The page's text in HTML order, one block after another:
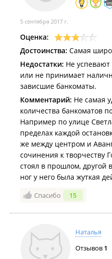
5 сентября 2017 г.
Оценка:
Достоинства: Самая
Недостатки: Не успевают
или не принимает
зависшие банкоматы.
Комментарий: Не самая
количества банкоматов
Например по улице
пределах каждой
же между центром и
сочинения к творчеству
стоял в прошлом, другой
ног у него была жуткая
Спасибо 15
Наталья
Отзывов 1